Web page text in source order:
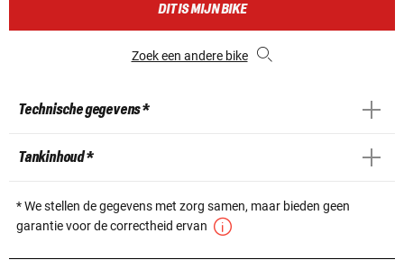
DIT IS MIJN BIKE
Zoek een andere bike
Technische gegevens *
Tankinhoud *
* We stellen de gegevens met zorg samen, maar bieden geen
garantie voor de correctheid ervan